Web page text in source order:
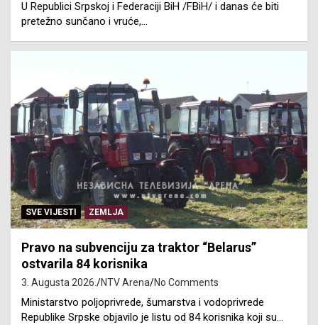
U Republici Srpskoj i Federaciji BiH /FBiH/ i danas će biti
pretežno sunčano i vruće,…
SVE VIJESTI ZEMLJA
Pravo na subvenciju za traktor “Belarus”
ostvarila 84 korisnika
3. Augusta 2026. NTV Arena No Comments
Ministarstvo poljoprivrede, šumarstva i vodoprivrede
Republike Srpske objavilo je listu od 84 korisnika koji su…